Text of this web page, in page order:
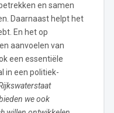
en samen
Daarnaast helpt het
En het op
aanvoelen van
een essentiële
in een politiek-
we ook